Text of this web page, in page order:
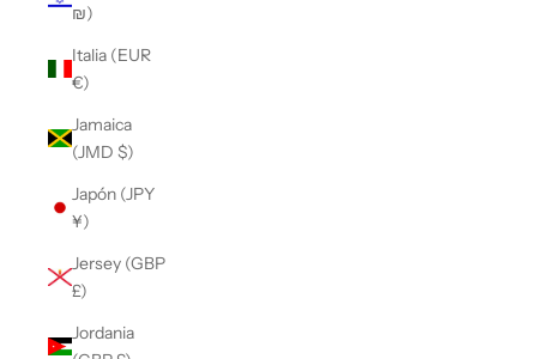
₪)
Italia (EUR
€)
Jamaica
(JMD $)
Japón (JPY
¥)
Jersey (GBP
£)
Jordania